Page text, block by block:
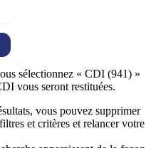
sélectionnez « CDI (941) »
vous seront restituées.
vous pouvez supprimer
et critères et relancer votre